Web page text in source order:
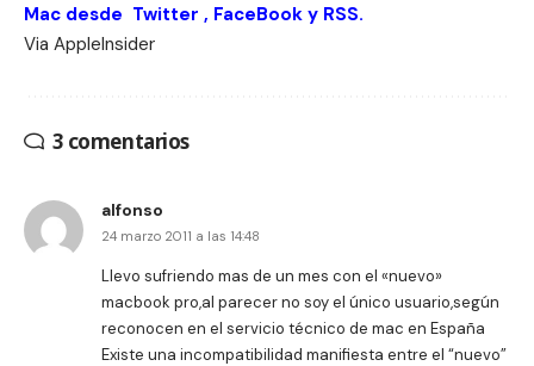
Mac desde Twitter , FaceBook y RSS.
Via AppleInsider
3 comentarios
alfonso
24 marzo 2011 a las 14:48
Llevo sufriendo mas de un mes con el «nuevo»
macbook pro,al parecer no soy el único usuario,según
reconocen en el servicio técnico de mac en España
Existe una incompatibilidad manifiesta entre el “nuevo”